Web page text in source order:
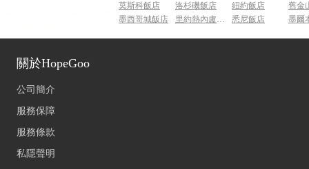
莫斯科飯店
洛杉磯飯店 紐約飯店
舊金
墨西哥城飯店
里約熱內盧飯店 悉尼飯店 墨爾
關於HopeGoo
公司簡介
服務保障
服務條款
私隱聲明